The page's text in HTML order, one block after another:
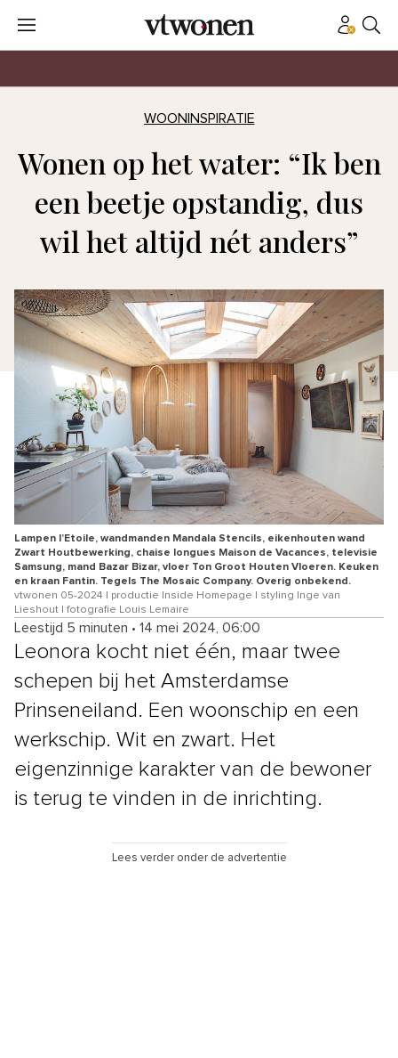
WOONINSPIRATIE
Wonen op het water: “Ik ben
een beetje opstandig, dus
wil het altijd nét anders”
Lampen l’Etoile, wandmanden Mandala Stencils, eikenhouten wand
Zwart Houtbewerking, chaise longues Maison de Vacances, televisie
Samsung, mand Bazar Bizar, vloer Ton Groot Houten Vloeren. Keuken
en kraan Fantin. Tegels The Mosaic Company. Overig onbekend.
vtwonen 05-2024 | productie Inside Homepage | styling Inge van
Lieshout | fotografie Louis Lemaire
Leestijd 5 minuten • 14 mei 2024, 06:00
Leonora kocht niet één, maar twee
schepen bij het Amsterdamse
Prinseneiland. Een woonschip en een
werkschip. Wit en zwart. Het
eigenzinnige karakter van de bewoner
is terug te vinden in de inrichting.
Lees verder onder de advertentie